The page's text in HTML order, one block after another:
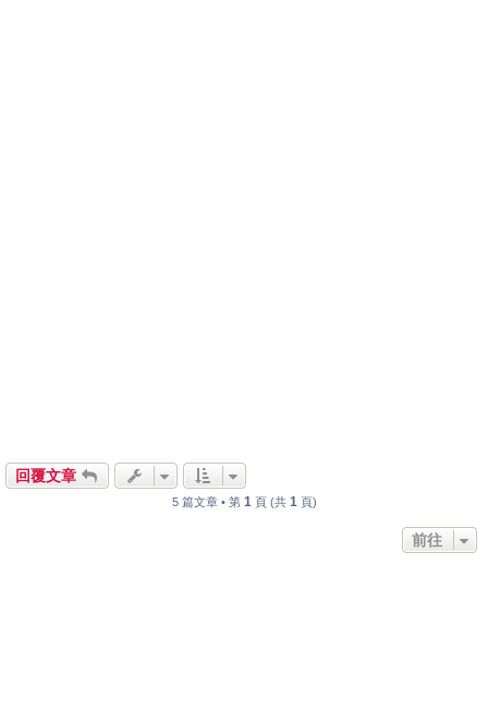
回覆文章
5 篇文章 • 第 1 頁 (共 1 頁)
前往